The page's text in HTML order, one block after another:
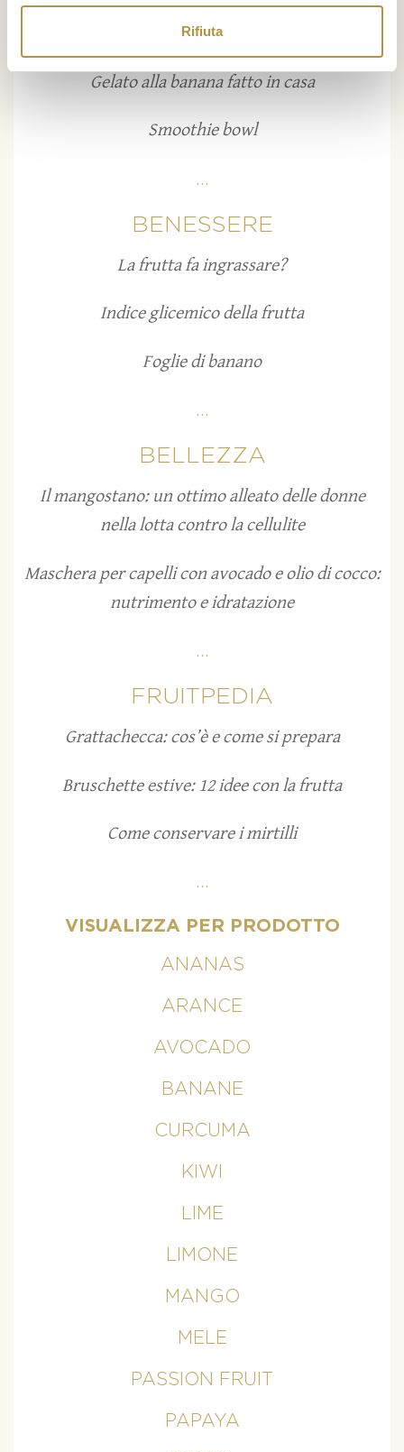
Rifiuta
Cocktail con ananas
Gelato alla banana fatto in casa
Smoothie bowl
...
BENESSERE
La frutta fa ingrassare?
Indice glicemico della frutta
Foglie di banano
...
BELLEZZA
Il mangostano: un ottimo alleato delle donne
nella lotta contro la cellulite
Maschera per capelli con avocado e olio di cocco:
nutrimento e idratazione
...
FRUITPEDIA
Grattachecca: cos’è e come si prepara
Bruschette estive: 12 idee con la frutta
Come conservare i mirtilli
...
VISUALIZZA PER PRODOTTO
ANANAS
ARANCE
AVOCADO
BANANE
CURCUMA
KIWI
LIME
LIMONE
MANGO
MELE
PASSION FRUIT
PAPAYA